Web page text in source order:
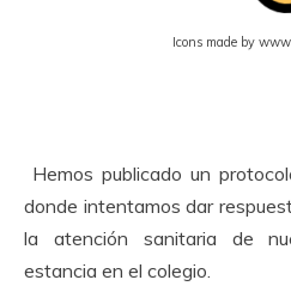
Icons made by
Hemos publicado un
donde intentamos dar
la atención sanitaria de
estancia en el colegio.